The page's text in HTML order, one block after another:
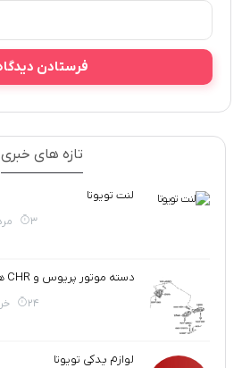
تازه های خبری
لنت تویوتا
3 مرداد 1405
دسته موتور پریوس و CHR هیبرید
24 خرداد 1405
لوازم یدکی تویوتا